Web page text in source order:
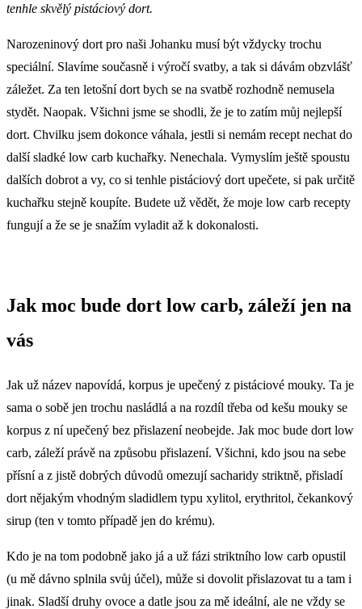
tenhle skvělý pistáciový dort.
Narozeninový dort pro naši Johanku musí být vždycky trochu
speciální. Slavíme současně i výročí svatby, a tak si dávám obzvlášť
záležet. Za ten letošní dort bych se na svatbě rozhodně nemusela
stydět. Naopak. Všichni jsme se shodli, že je to zatím můj nejlepší
dort. Chvilku jsem dokonce váhala, jestli si nemám recept nechat do
další sladké low carb kuchařky. Nenechala. Vymyslím ještě spoustu
dalších dobrot a vy, co si tenhle pistáciový dort upečete, si pak určitě
kuchařku stejně koupíte. Budete už vědět, že moje low carb recepty
fungují a že se je snažím vyladit až k dokonalosti.
Jak moc bude dort low carb, záleží jen na
vás
Jak už název napovídá, korpus je upečený z pistáciové mouky. Ta je
sama o sobě jen trochu nasládlá a na rozdíl třeba od kešu mouky se
korpus z ní upečený bez přislazení neobejde. Jak moc bude dort low
carb, záleží právě na způsobu přislazení. Všichni, kdo jsou na sebe
přísní a z jistě dobrých důvodů omezují sacharidy striktně, přisladí
dort nějakým vhodným sladidlem typu xylitol, erythritol, čekankový
sirup (ten v tomto případě jen do krému).
Kdo je na tom podobně jako já a už fázi striktního low carb opustil
(u mě dávno splnila svůj účel), může si dovolit přislazovat tu a tam i
jinak. Sladší druhy ovoce a datle jsou za mě ideální, ale ne vždy se